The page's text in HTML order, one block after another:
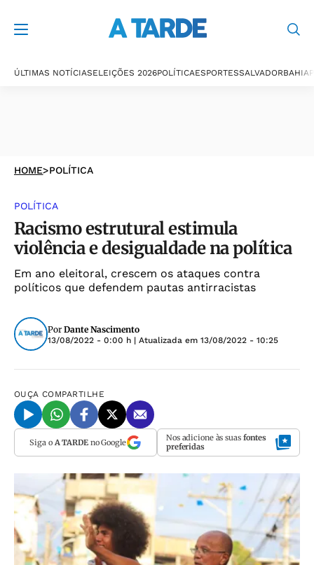
ÚLTIMAS NOTÍCIASELEIÇÕES 2026POLÍTICAESPORTESSALVADORBAHIA
HOME>POLÍTICA
POLÍTICA
Racismo estrutural estimula
violência e desigualdade na política
Em ano eleitoral, crescem os ataques contra
políticos que defendem pautas antirracistas
Por Dante Nascimento
13/08/2022 - 0:00 h | Atualizada em 13/08/2022 - 10:25
OUÇA COMPARTILHE
Siga o A TARDEno Google Nos adicione às suas fontes
preferidas